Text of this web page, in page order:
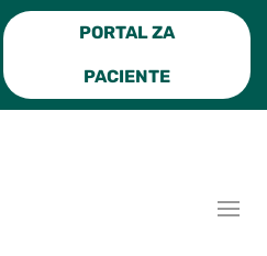
PORTAL ZA
PACIENTE